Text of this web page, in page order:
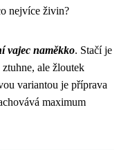
nejvíce živin?
vajec naměkko. Stačí je
ale žloutek
variantou je příprava
maximum